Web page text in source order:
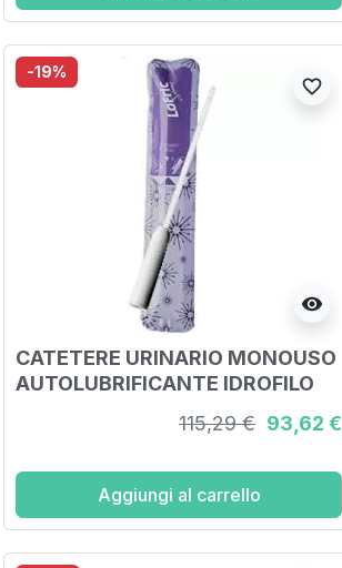
-19%
visibility
favorite_border
CATETERE URINARIO MONOUSO
AUTOLUBRIFICANTE IDROFILO
POLIVINILPIRROLIDONE
115,29 € 93,62 €
Aggiungi al carrello